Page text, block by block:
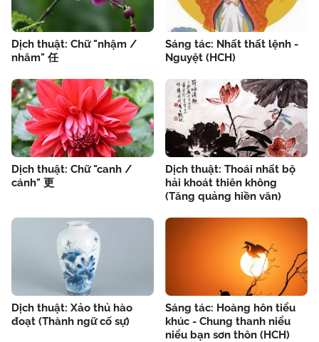
Dịch thuật: Chữ "nhậm /
nhâm" 任
Sáng tác: Nhất thất lệnh -
Nguyệt (HCH)
Dịch thuật: Chữ "canh /
cánh" 更
Dịch thuật: Thoái nhất bộ
hải khoát thiên không
(Tăng quảng hiền văn)
Dịch thuật: Xảo thủ hào
đoạt (Thành ngữ cố sự)
Sáng tác: Hoàng hôn tiểu
khúc - Chung thanh niểu
niểu bạn sơn thôn (HCH)